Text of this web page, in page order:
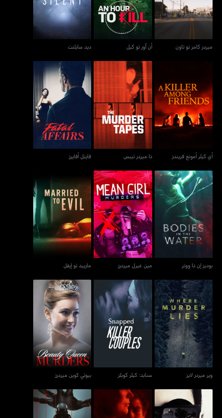
ميردر كامز تو تاون أن آور تو كيل ديد سايلنت
أي كيلر أمونغ فريندز
أي كيلر أمونغ فريندز
ذا ميردر تيبس
ذا ميردر تيبس
فايتل أفايرز
فايتل أفايرز
بوديز إن ذا ووتر
بوديز إن ذا ووتر
مين غيرل ميردرز
مين غيرل ميردرز مارييد تو إيفل
وير ميردر لايز
وير ميردر لايز
سنابد: كيلر كوبلز
سنابد: كيلر كوبلز
بيوتي كوين ميردرز
بيوتي كوين ميردرز